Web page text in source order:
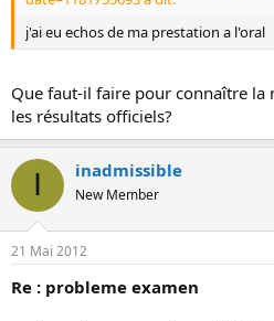
j'ai eu echos de ma prestation a l'oral
Que faut-il faire pour connaître la
les résultats officiels?
I inadmissible
New Member
21 Mai 2012
Re : probleme examen